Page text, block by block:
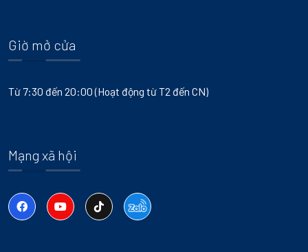
Giờ mở cửa
Từ 7:30 đến 20:00 (Hoạt động từ T2 đến CN)
Mạng xã hội